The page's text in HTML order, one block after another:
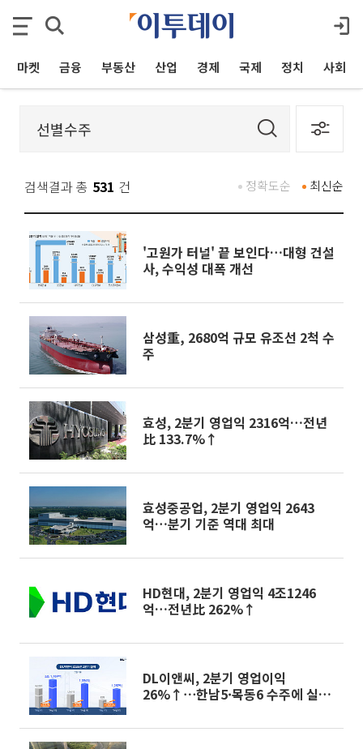
마켓 금융 부동산 산업 경제 국제 정치 사회
검색결과 총 531 건 최신순
정확도순
'고원가 터널' 끝 보인다…대형 건설
사, 수익성 대폭 개선
삼성重, 2680억 규모 유조선 2척 수
주
효성, 2분기 영업익 2316억…전년
比 133.7%↑
효성중공업, 2분기 영업익 2643
억…분기 기준 역대 최대
HD현대, 2분기 영업익 4조1246
억…전년比 262%↑
DL이앤씨, 2분기 영업이익
26%↑⋯한남5·목동6 수주에 실적